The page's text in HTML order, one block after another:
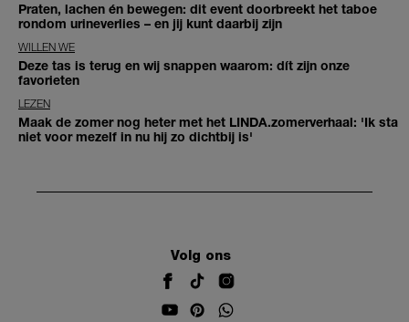
Praten, lachen én bewegen: dit event doorbreekt het taboe
rondom urineverlies – en jij kunt daarbij zijn
WILLEN WE
Deze tas is terug en wij snappen waarom: dít zijn onze
favorieten
LEZEN
Maak de zomer nog heter met het LINDA.zomerverhaal: 'Ik sta
niet voor mezelf in nu hij zo dichtbij is'
Volg ons